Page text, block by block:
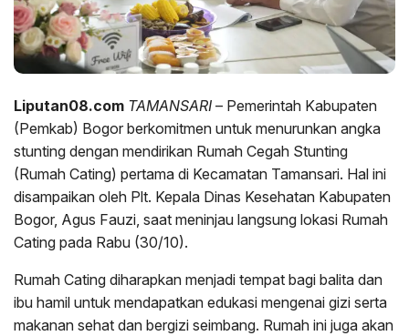
Liputan08.com TAMANSARI – Pemerintah Kabupaten
(Pemkab) Bogor berkomitmen untuk menurunkan angka
stunting dengan mendirikan Rumah Cegah Stunting
(Rumah Cating) pertama di Kecamatan Tamansari. Hal ini
disampaikan oleh Plt. Kepala Dinas Kesehatan Kabupaten
Bogor, Agus Fauzi, saat meninjau langsung lokasi Rumah
Cating pada Rabu (30/10).
Rumah Cating diharapkan menjadi tempat bagi balita dan
ibu hamil untuk mendapatkan edukasi mengenai gizi serta
makanan sehat dan bergizi seimbang. Rumah ini juga akan